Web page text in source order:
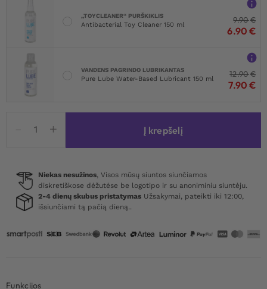
„TOYCLEANER“ PURŠKIKLIS
Antibacterial Toy Cleaner 150 ml
9.90€
6.90 €
VANDENS PAGRINDO LUBRIKANTAS
Pure Lube Water-Based Lubricant 150 ml
12.90€
7.90 €
kiekis:
Dream
Romance
Ivy
Į krepšelį
Niekas nesužinos, Visos mūsų siuntos siunčiamos
diskretiškose dėžutėse be logotipo ir su anoniminiu siuntėju.
2-4 dienų skubus pristatymas Užsakymai, pateikti iki 12:00,
išsiunčiami tą pačią dieną..
Funkcijos